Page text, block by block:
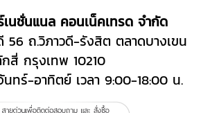
นชั่นแนล คอนเน็คเทรด จำกัด
56 ถ.วิภาวดี-รังสิต ตลาดบางเขน
สี่ กรุงเทพ 10210
ทร์-อาทิตย์ เวลา 9:00-18:00 น.